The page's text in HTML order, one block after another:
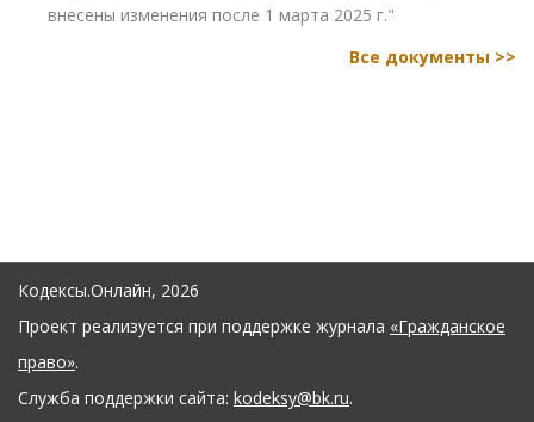
внесены изменения после 1 марта 2025 г."
Все документы >>
Кодексы.Онлайн, 2026
Проект реализуется при поддержке журнала «Гражданское
право».
Служба поддержки сайта: kodeksy@bk.ru.